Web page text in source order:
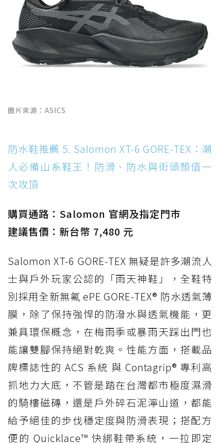
圖片來源：ASICS
防水鞋推薦 5. Salomon XT-6 GORE-TEX：潮
人必備山系鞋王！防滑、防水與街頭顏值一
次攻頂
購買通路：Salomon 官網及指定門市
建議售價：新台幣 7,480 元
Salomon XT-6 GORE-TEX 無疑是許多潮流人
士與戶外玩家公認的「雨天神鞋」，全鞋特
別採用全新無氟 ePE GORE-TEX® 防水透氣薄
膜，除了保持強悍的防潑水與透氣機能，更
兼具環保概念，在梅雨季或暴雨天踩出門也
能讓雙腳保持絕對乾爽。性能方面，搭載品
牌標誌性的 ACS 系統 與 Contagrip® 專利高
抓地力大底，不管是踏在台灣都市極度濕滑
的騎樓磁磚，還是戶外碎石泥濘山道，都能
給予絕佳的步伐穩定度與防滑表現；搭配方
便的 Quicklace™ 快綁鞋帶系統，一拉即定